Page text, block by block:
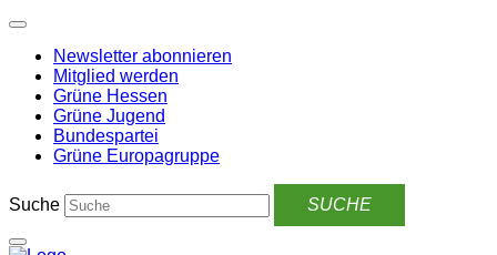
Weiter
Inhalt
Newsletter abonnieren
Mitglied werden
Grüne Hessen
Grüne Jugend
Bundespartei
Grüne Europagruppe
Suche